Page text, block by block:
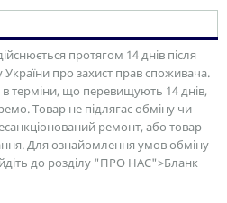
протягом 14 днів після
України про захист прав споживача.
терміни, що перевищують 14 днів,
Товар не підлягає обміну чи
ремонт, або товар
Для ознайомлення умов обміну
до розділу "ПРО НАС">Бланк